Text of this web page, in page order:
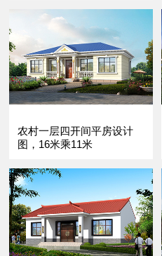
农村一层四开间平房设计
图，16米乘11米